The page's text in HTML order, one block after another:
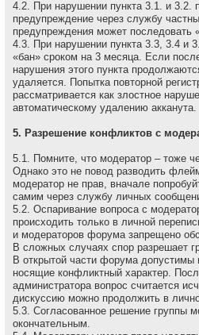
4.2. При нарушении пункта 3.1. и 3.2.
предупреждение через службу
предупреждения может последовать
4.3. При нарушении пункта 3.3, 3.4 и
«бан» сроком на 3 месяца. Если
нарушения этого пункта
удаляется. Попытка повторной
рассматривается как злостное
автоматическому удалению акканута.
5. Разрешение конфликтов с
5.1. Помните, что модеpатоp – тоже
Однако это не повод разводить
модеpатоp не пpав, вначале
самим через службу личных
5.2. Оспаривание вопроса с
происходить только в личной
и модераторов форума запрещено
В сложных случаях спор разрешает
В открытой части форума допустимы
носящие конфликтный характер.
администратора вопрос считается
дискуссию можно продолжить в
5.3. Согласованное решение группы
окончательным.